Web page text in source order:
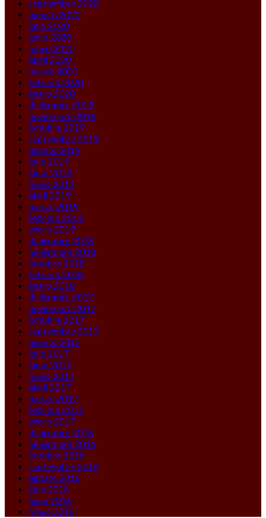
septiembre 2020
agosto 2020
julio 2020
junio 2020
mayo 2020
abril 2020
marzo 2020
febrero 2020
enero 2020
diciembre 2019
noviembre 2019
octubre 2019
septiembre 2019
agosto 2019
julio 2019
junio 2019
mayo 2019
abril 2019
marzo 2019
febrero 2019
enero 2019
diciembre 2018
noviembre 2018
octubre 2018
febrero 2018
enero 2018
diciembre 2017
noviembre 2017
octubre 2017
septiembre 2017
agosto 2017
julio 2017
junio 2017
mayo 2017
abril 2017
marzo 2017
febrero 2017
enero 2017
diciembre 2016
noviembre 2016
octubre 2016
septiembre 2016
agosto 2016
julio 2016
junio 2016
mayo 2016